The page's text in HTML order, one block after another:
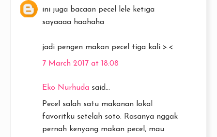
ini juga bacaan pecel lele ketiga
sayaaaa haahaha
jadi pengen makan pecel tiga kali >.<
7 March 2017 at 18:08
Eko Nurhuda said...
Pecel salah satu makanan lokal
favoritku setelah soto. Rasanya nggak
pernah kenyang makan pecel, mau